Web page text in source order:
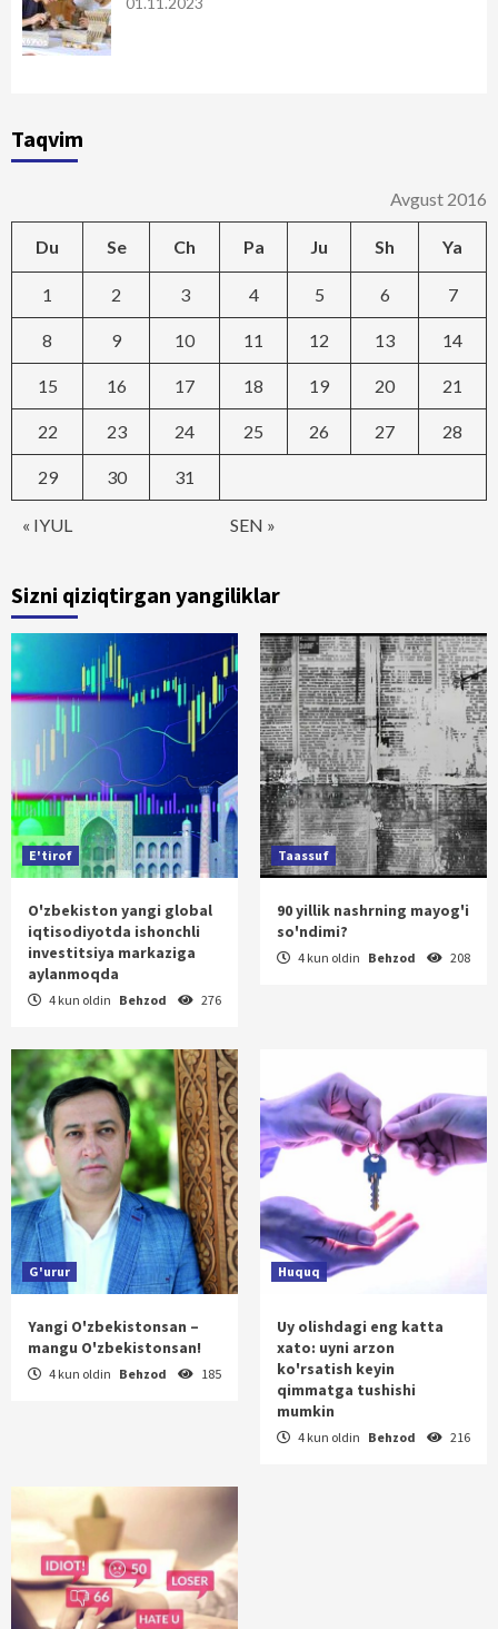
Taqvim
Avgust 2016
Du Se Ch Pa Ju Sh Ya
« IYUL SEN »
1 2 3 4 5 6 7
8 9 10 11 12 13 14
15 16 17 18 19 20 21
22 23 24 25 26 27 28
29 30 31
Sizni qiziqtirgan yangiliklar
E'tirof
O'zbekiston yangi global
iqtisodiyotda ishonchli
investitsiya markaziga
aylanmoqda
4 kun oldin Behzod 276
Taassuf
90 yillik nashrning mayog'i
so'ndimi?
4 kun oldin Behzod 208
G'urur
Yangi O'zbekistonsan –
mangu O'zbekistonsan!
4 kun oldin Behzod 185
Huquq
Uy olishdagi eng katta
xato: uyni arzon
ko'rsatish keyin
qimmatga tushishi
mumkin
4 kun oldin Behzod 216